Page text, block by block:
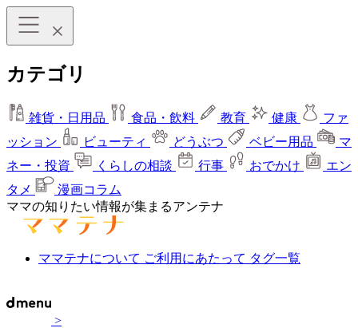
カテゴリ
雑貨・日用品 食品・飲料 教育 健康
ファ
ッション
ビューティ どうぶつ ベビー用品
マ
ネー・投資
くらしの相談 行事 おでかけ
エン
タメ
漫画コラム
ママの知りたい情報が集まるアンテナ
ママテナについて ご利用にあたって タグ一覧
>